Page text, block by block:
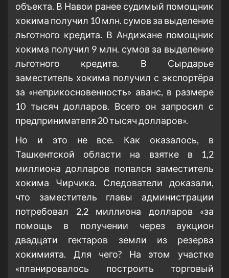
объекта. В Навои ранее судимый помощник
хокима получил 10 млн. сумов за выделение
льготного кредита. В Андижане помощник
хокима получил 9 млн. сумов за выделение
льготного кредита. В Сырдарье
заместитель хокима получил с экспортёра
за «неприкосновенность» аванс, в размере
10 тысяч долларов. Всего он запросил с
предпринимателя 20 тысяч долларов».
Но и это не все. Как оказалось, в
Ташкентской области на взятке в 1,2
миллиона долларов попался заместитель
хокима Чирчика. Следователи доказали,
что заместитель главы администрации
потребовал 2,2 миллиона долларов «за
помощь в получении через аукцион
двадцати гектаров земли из резерва
хокимията. Для чего? На этом участке
«планировалось построить торговый